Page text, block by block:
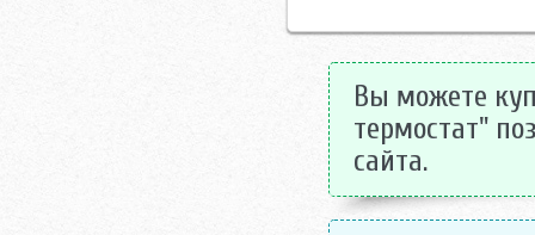
Вы можете
термостат"
сайта.